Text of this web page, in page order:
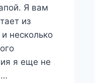
Я вам
из
несколько
я еще не